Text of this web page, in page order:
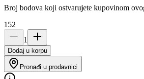
Broj bodova koji ostvarujete kupovinom
152
1
Dodaj u korpu
Pronađi u prodavnici